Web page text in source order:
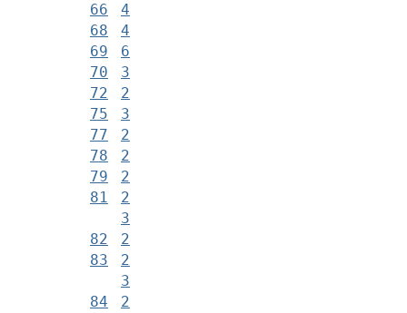
66
4
68
4
69
6
70
3
72
2
75
3
77
2
78
2
79
2
81
2
3
82
2
83
2
3
84
2